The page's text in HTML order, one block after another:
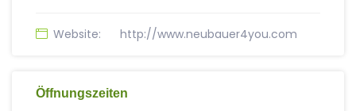
Website: http://www.neubauer4you.com
Öffnungszeiten